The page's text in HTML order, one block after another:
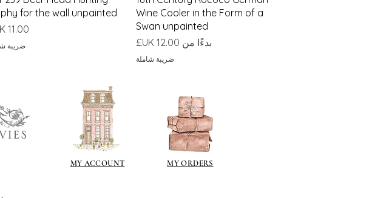
Wine Cooler in the Form of a
Swan unpainted
بدءًا من
سعر البيع
ضريبة شاملة
for the wall unpainted
السعر
ضريبة
MY ACCOUNT MY ORDERS